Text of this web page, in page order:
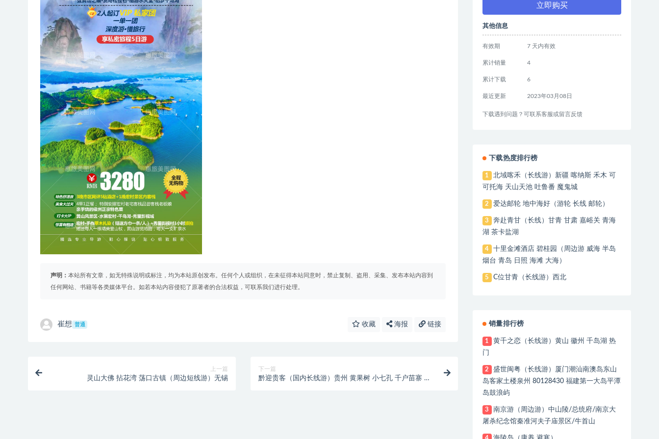
声明： 本站所有文章，如无特殊说明或标注，均为本站原创发布。任何个人或组织，在未征得本站同意时，禁止复制、盗用、采集、发布本站内容到
任何网站、书籍等各类媒体平台。如若本站内容侵犯了原著者的合法权益，可联系我们进行处理。
崔想 普通 收藏 海报 链接
上一篇
灵山大佛 拈花湾 荡口古镇（周边短线游）无锡
下一篇
黔迎贵客（国内长线游）贵州 黄果树 小七孔 千户苗寨 丹
立即购买
其他信息
有效期 7 天内有效
累计销量 4
累计下载 6
最近更新 2023年03月08日
下载遇到问题？可联系客服或留言反馈
下载热度排行榜
1
北域喀禾（长线游）新疆 喀纳斯 禾木 可
可托海 天山天池 吐鲁番 魔鬼城
2 爱达邮轮 地中海好（游轮 长线 邮轮）
3
奔赴青甘（长线）甘青 甘肃 嘉峪关 青海
湖 茶卡盐湖
4
十里金滩酒店 碧桂园（周边游 威海 半岛
烟台 青岛 日照 海滩 大海）
5 C位甘青（长线游）西北
销量排行榜
1
黄千之恋（长线游）黄山 徽州 千岛湖 热
门
2
盛世闽粤（长线游）厦门潮汕南澳岛东山
岛客家土楼泉州 80128430 福建第一大岛平潭
岛鼓浪屿
3
南京游（周边游）中山陵/总统府/南京大
屠杀纪念馆秦准河夫子庙景区/牛首山